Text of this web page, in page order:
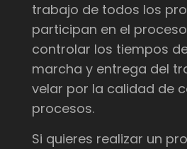
trabajo de todos los
participan en el
controlar los tiempos
marcha y entrega del
velar por la calidad de
procesos.
Si quieres realizar un